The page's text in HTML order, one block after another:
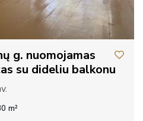
g. nuomojamas
su dideliu balkonu
m²